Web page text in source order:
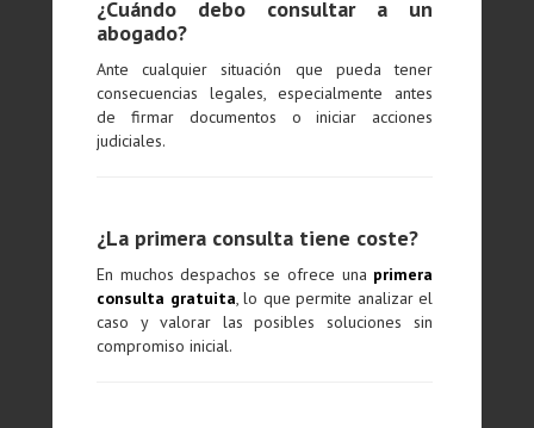
¿Cuándo debo consultar a un
abogado?
Ante cualquier situación que pueda tener
consecuencias legales, especialmente antes
de firmar documentos o iniciar acciones
judiciales.
¿La primera consulta tiene coste?
En muchos despachos se ofrece una primera
consulta gratuita, lo que permite analizar el
caso y valorar las posibles soluciones sin
compromiso inicial.